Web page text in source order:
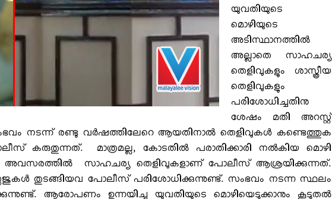
യുവതിയുടെ
മൊഴിയുടെ
അടിസ്ഥാനത്തില്‍
അല്ലാതെ സാഹചര്യ
തെളിവുകളും ശാസ്ത്രീയ
തെളിവുകളും
പരിശോധിച്ചതിനു
ശേഷം മതി അറസ്റ്റ്
നടന്ന് രണ്ടു വര്‍ഷത്തിലേറെ ആയതിനാല്‍ തെളിവുകള്‍ കണ്ടെത്തുക
കരുതുന്നത്. മാത്രമല്ല, കോടതില്‍ പരാതിക്കാരി നല്‍കിയ മൊഴി
സാഹചര്യ തെളിവുകളാണ് പോലീസ് ആശ്രയിക്കുന്നത്.
തുടങ്ങിയവ പോലീസ് പരിശോധിക്കുന്നുണ്ട്. സംഭവം നടന്ന സ്ഥലം